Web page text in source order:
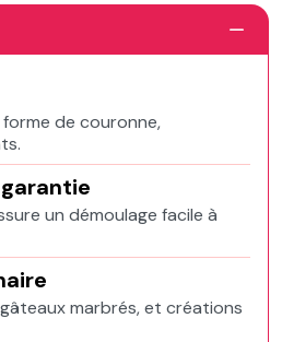
de couronne,
un démoulage facile à
marbrés, et créations